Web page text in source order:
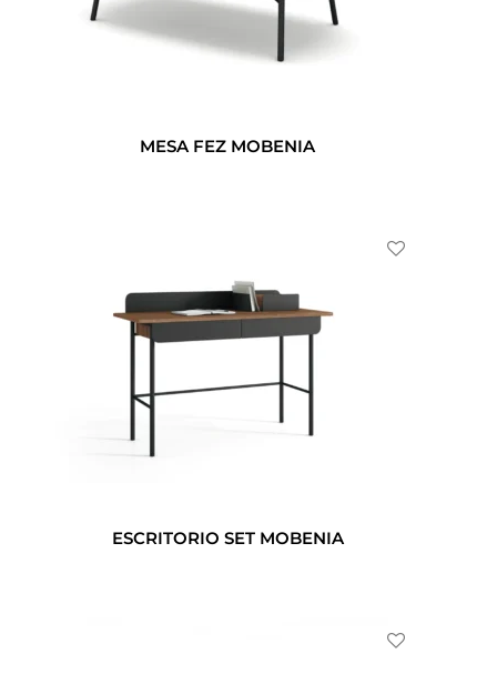
MESA FEZ MOBENIA
ESCRITORIO SET MOBENIA